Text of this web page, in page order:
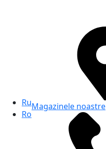
Ru
Ro
Magazinele noastre